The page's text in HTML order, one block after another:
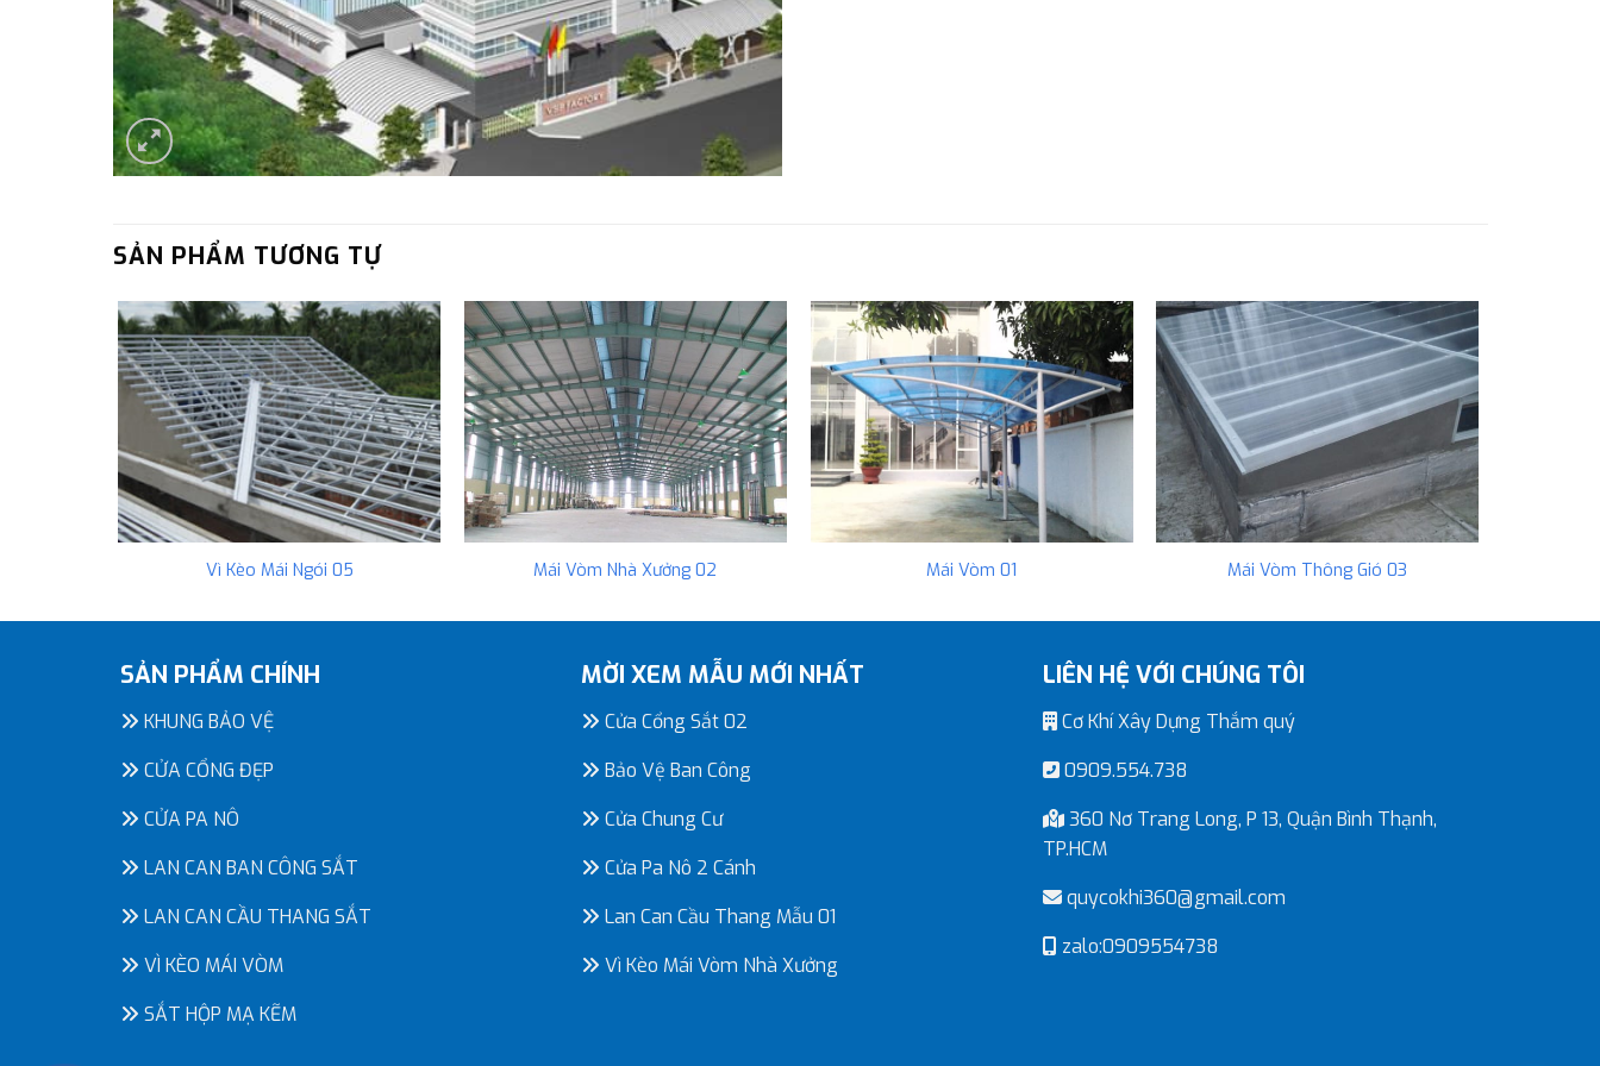
SẢN PHẨM TƯƠNG TỰ
Vì Kèo Mái Ngói 05 Mái Vòm Nhà Xưởng 02 Mái Vòm 01 Mái Vòm Thông Gió 03
SẢN PHẨM CHÍNH
KHUNG BẢO VỆ
CỬA CỔNG ĐẸP
CỬA PA NÔ
LAN CAN BAN CÔNG SẮT
LAN CAN CẦU THANG SẮT
VÌ KÈO MÁI VÒM
SẮT HỘP MẠ KẼM
MỜI XEM MẪU MỚI NHẤT
Cửa Cổng Sắt 02
Bảo Vệ Ban Công
Cửa Chung Cư
Cửa Pa Nô 2 Cánh
Lan Can Cầu Thang Mẫu 01
Vì Kèo Mái Vòm Nhà Xưởng
LIÊN HỆ VỚI CHÚNG TÔI
Cơ Khí Xây Dựng Thắm quý
0909.554.738
360 Nơ Trang Long, P 13, Quận Bình Thạnh,
TP.HCM
quycokhi360@gmail.com
zalo:0909554738